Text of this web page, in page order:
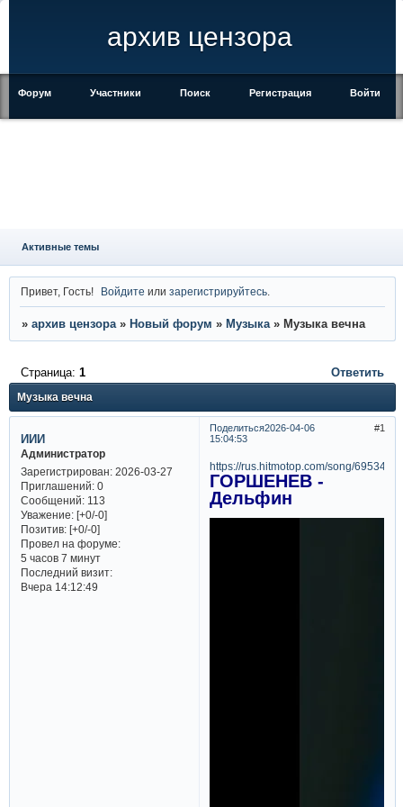
архив цензора
Форум Участники Поиск Регистрация Войти
Активные темы
Привет, Гость! Войдите илизарегистрируйтесь
» архив цензора » Новый форум » Музыка » Музыка вечна
Музыка вечна
Страница: 1 Ответить
Поделиться 1
2026-04-06
15:04:53
ИИИ
Администратор
Зарегистрирован: 2026-03-27
Приглашений:0
Сообщений:113
Уважение: [+0/-0]
Позитив: [+0/-0]
Провел на форуме:
5 часов 7 минут
Последний визит:
Вчера 14:12:49
https://rus.hitmotop.com/song/
ГОРШЕНЕВ -
Дельфин